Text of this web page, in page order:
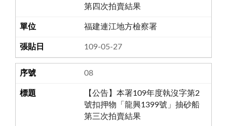
第四次拍賣結果
福建連江地方檢察署
109-05-27
08
【公告】本署109年度執沒字第2
號扣押物「龍興1399號」抽砂船
第三次拍賣結果